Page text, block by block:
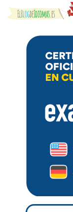
Skip to content